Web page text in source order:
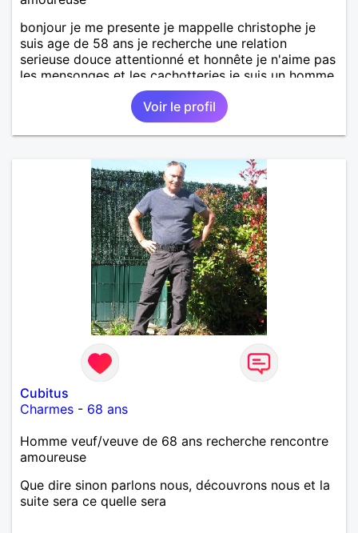
bonjour je me presente je mappelle christophe je
suis age de 58 ans je recherche une relation
serieuse douce attentionné et honnête je n'aime pas
les mensonges et les cachotteries je suis un homme
sensible doux câlin et franc. PS je n'habite pas à
Marseille mes fans de l'équipe de l'OM je suis du
département de la Nièvre 58
Voir le profil
Cubitus
Charmes - 68 ans
Homme veuf/veuve de 68 ans recherche rencontre
amoureuse
Que dire sinon parlons nous, découvrons nous et la
suite sera ce quelle sera